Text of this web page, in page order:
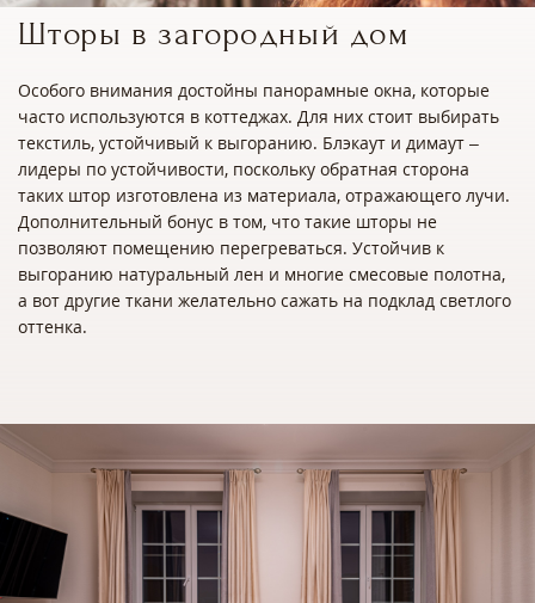
Шторы в загородный дом
Особого внимания достойны панорамные окна, которые
часто используются в коттеджах. Для них стоит выбирать
текстиль, устойчивый к выгоранию. Блэкаут и димаут –
лидеры по устойчивости, поскольку обратная сторона
таких штор изготовлена из материала, отражающего лучи.
Дополнительный бонус в том, что такие шторы не
позволяют помещению перегреваться. Устойчив к
выгоранию натуральный лен и многие смесовые полотна,
а вот другие ткани желательно сажать на подклад светлого
оттенка.